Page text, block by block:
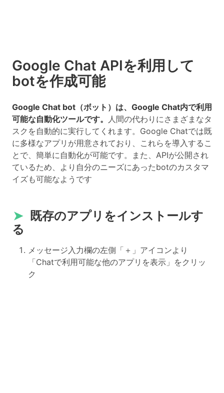
Google Chat APIを利用して
botを作成可能
Google Chat bot（ボット）は、Google Chat内で利用
可能な自動化ツールです。
人間の代わりにさまざまなタ
スクを自動的に実行してくれます。Google Chatでは既
に多様なアプリが用意されており、これらを導入するこ
とで、簡単に自動化が可能です。また、APIが公開され
ているため、より自分のニーズにあったbotのカスタマ
イズも可能なようです
➤ 既存のアプリをインストールす
る
メッセージ入力欄の左側「＋」アイコンより
「Chatで利用可能な他のアプリを表示」をクリッ
ク